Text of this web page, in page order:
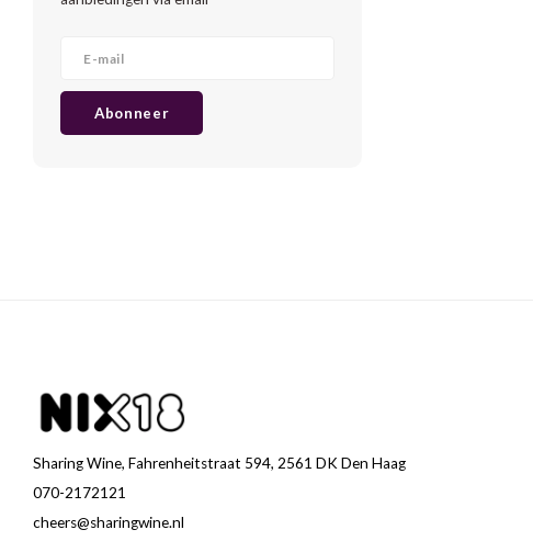
Abonneer
Sharing Wine, Fahrenheitstraat 594, 2561 DK Den Haag
070-2172121
cheers@sharingwine.nl